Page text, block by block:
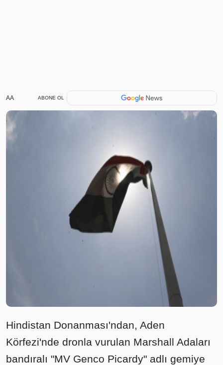
AA ABONE OL
Hindistan Donanması'ndan, Aden
Körfezi'nde dronla vurulan Marshall Adaları
bandıralı "MV Genco Picardy" adlı gemiye